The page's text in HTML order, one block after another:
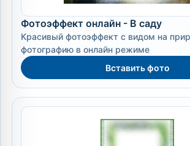
Фотоэффект онлайн - В саду
Красивый фотоэффект с видом на
фотографию в онлайн режиме
Вставить фото